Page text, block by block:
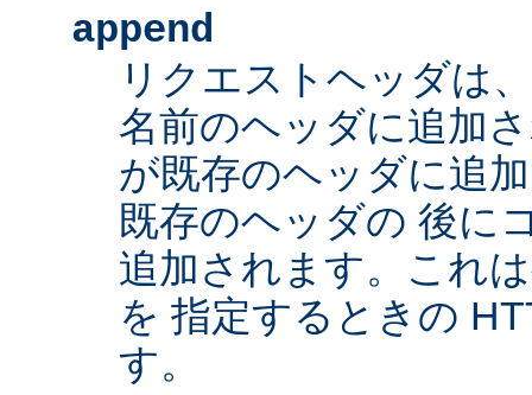
append
リクエストヘッダは
名前のヘッダに追加
が既存のヘッダに追
既存のヘッダの 後に
追加されます。これ
を 指定するときの
す。